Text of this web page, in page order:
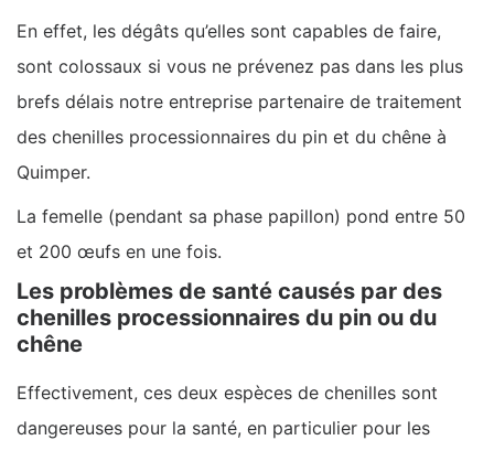
En effet, les dégâts qu’elles sont capables de faire,
sont colossaux si vous ne prévenez pas dans les plus
brefs délais notre entreprise partenaire de traitement
des chenilles processionnaires du pin et du chêne à
Quimper.
La femelle (pendant sa phase papillon) pond entre 50
et 200 œufs en une fois.
Les problèmes de santé causés par des
chenilles processionnaires du pin ou du
chêne
Effectivement, ces deux espèces de chenilles sont
dangereuses pour la santé, en particulier pour les